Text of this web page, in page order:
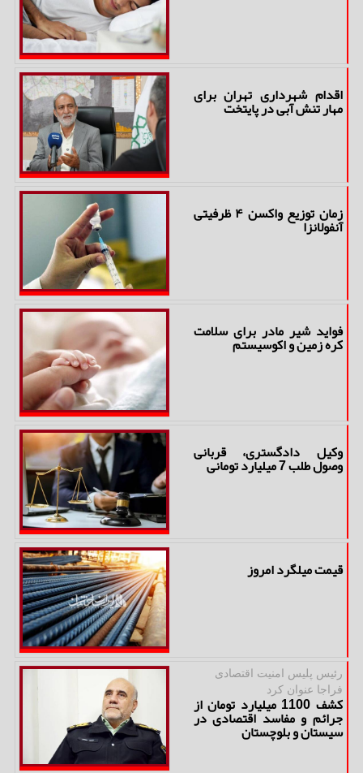
اقدام شهرداری تهران برای
مهار تنش آبی در پایتخت
زمان توزیع واکسن ۴ ظرفیتی
آنفولانزا
فواید شیر مادر برای سلامت
کره زمین و اکوسیستم
وکیل دادگستری، قربانی
وصول طلب 7 میلیارد تومانی
قیمت میلگرد امروز
رئیس پلیس امنیت اقتصادی
فراجا عنوان كرد
کشف 1100 میلیارد تومان از
جرائم و مفاسد اقتصادی در
سیستان و بلوچستان